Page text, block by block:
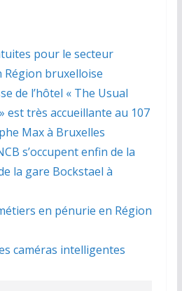
pour le secteur
bruxelloise
de l’hôtel « The Usual
est très accueillante au 107
Max à Bruxelles
s’occupent enfin de la
la gare Bockstael à
en pénurie en Région
caméras intelligentes